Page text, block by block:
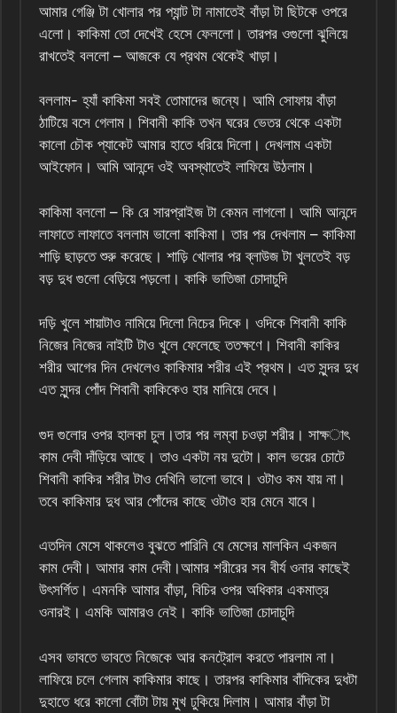
আমার গেঞ্জি টা খোলার পর প্যান্ট টা নামাতেই বাঁড়া টা ছিটকে ওপরে
এলো। কাকিমা তো দেখেই হেসে ফেললো। তারপর ওগুলো ঝুলিয়ে
রাখতেই বললো – আজকে যে প্রথম থেকেই খাড়া।
বললাম- হ্যাঁ কাকিমা সবই তোমাদের জন্যে। আমি সোফায় বাঁড়া
ঠাটিয়ে বসে গেলাম। শিবানী কাকি তখন ঘরের ভেতর থেকে একটা
কালো চৌক প্যাকেট আমার হাতে ধরিয়ে দিলো। দেখলাম একটা
আইফোন। আমি আনন্দে ওই অবস্থাতেই লাফিয়ে উঠলাম।
কাকিমা বললো – কি রে সারপ্রাইজ টা কেমন লাগলো। আমি আনন্দে
লাফাতে লাফাতে বললাম ভালো কাকিমা। তার পর দেখলাম – কাকিমা
শাড়ি ছাড়তে শুরু করেছে। শাড়ি খোলার পর ব্লাউজ টা খুলতেই বড়
বড় দুধ গুলো বেড়িয়ে পড়লো। কাকি ভাতিজা চোদাচুদি
দড়ি খুলে শায়াটাও নামিয়ে দিলো নিচের দিকে। ওদিকে শিবানী কাকি
নিজের নিজের নাইটি টাও খুলে ফেলেছে ততক্ষণে। শিবানী কাকির
শরীর আগের দিন দেখলেও কাকিমার শরীর এই প্রথম। এত সুন্দর দুধ
এত সুন্দর পোঁদ শিবানী কাকিকেও হার মানিয়ে দেবে।
গুদ গুলোর ওপর হালকা চুল।তার পর লম্বা চওড়া শরীর। সাক্ষাৎ
কাম দেবী দাঁড়িয়ে আছে। তাও একটা নয় দুটো। কাল ভয়ের চোটে
শিবানী কাকির শরীর টাও দেখিনি ভালো ভাবে। ওটাও কম যায় না।
তবে কাকিমার দুধ আর পোঁদের কাছে ওটাও হার মেনে যাবে।
এতদিন মেসে থাকলেও বুঝতে পারিনি যে মেসের মালকিন একজন
কাম দেবী। আমার কাম দেবী।আমার শরীরের সব বীর্য ওনার কাছেই
উৎসর্গিত। এমনকি আমার বাঁড়া, বিচির ওপর অধিকার একমাত্র
ওনারই। এমকি আমারও নেই। কাকি ভাতিজা চোদাচুদি
এসব ভাবতে ভাবতে নিজেকে আর কনট্রোল করতে পারলাম না।
লাফিয়ে চলে গেলাম কাকিমার কাছে। তারপর কাকিমার বাঁদিকের দুধটা
দুহাতে ধরে কালো বোঁটা টায় মুখ ঢুকিয়ে দিলাম। আমার বাঁড়া টা